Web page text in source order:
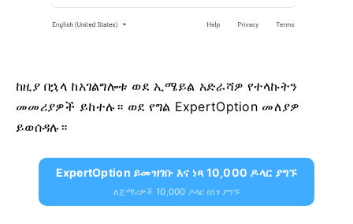
ከዚያ በኋላ ከአገልግሎቱ ወደ ኢሜይል አድራሻዎ የተላኩትን
መመሪያዎች ይከተሉ። ወደ የግል ExpertOption መለያዎ
ይወሰዳሉ።
ExpertOption ይመዝገቡ እና ነጻ 10,000 ዶላር ያግኙ
ለጀማሪዎች 10,000 ዶላር በነፃ ያግኙ